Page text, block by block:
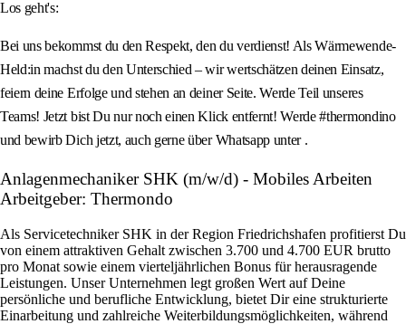
Los geht's:
Bei uns bekommst du den Respekt, den du verdienst! Als Wärmewende-
Held:in machst du den Unterschied – wir wertschätzen deinen Einsatz,
feiern deine Erfolge und stehen an deiner Seite. Werde Teil unseres
Teams! Jetzt bist Du nur noch einen Klick entfernt! Werde #thermondino
und bewirb Dich jetzt, auch gerne über Whatsapp unter .
Anlagenmechaniker SHK (m/w/d) - Mobiles Arbeiten
Arbeitgeber: Thermondo
Als Servicetechniker SHK in der Region Friedrichshafen profitierst Du
von einem attraktiven Gehalt zwischen 3.700 und 4.700 EUR brutto
pro Monat sowie einem vierteljährlichen Bonus für herausragende
Leistungen. Unser Unternehmen legt großen Wert auf Deine
persönliche und berufliche Entwicklung, bietet Dir eine strukturierte
Einarbeitung und zahlreiche Weiterbildungsmöglichkeiten, während